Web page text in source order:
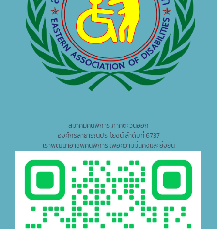
สมาคมคนพิการ ภาคตะวันออก
องค์กรสาธารณประโยชน์ ลำดับที่ 6737
เราพัฒนาอาชีพคนพิการ เพื่อความมั่นคงและยั่งยืน